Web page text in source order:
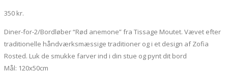
350 kr.
Diner-for-2/Bordløber “Rød anemone” fra Tissage Moutet. Vævet efter
traditionelle håndværksmæssige traditioner og i et design af Zofia
Rosted. Luk de smukke farver ind i din stue og pynt dit bord
Mål: 120x50cm